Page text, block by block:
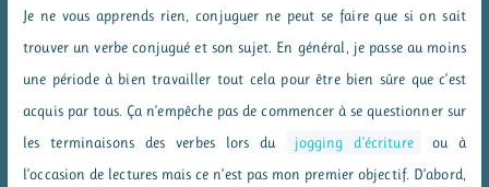
Je ne vous apprends rien, conjuguer ne peut se faire que si on sait
trouver un verbe conjugué et son sujet. En général, je passe au moins
une période à bien travailler tout cela pour être bien sûre que c’est
acquis par tous. Ça n’empêche pas de commencer à se questionner sur
les terminaisons des verbes lors du
jogging d’écriture
ou à
l’occasion de lectures mais ce n’est pas mon premier objectif. D’abord,